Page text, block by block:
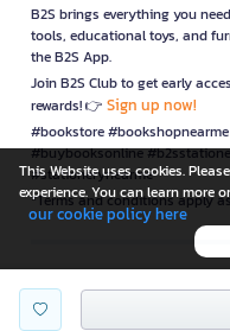
B2S brings everything you
tools, educational toys, and
the B2S App.
Join B2S Club to get early
rewards! 👉 Sign up now!
#bookstore
#buybooksonline
#stationerynearme
*Terms and conditions apply
is a company
This Website uses cookies.
experience. You can learn more
our cookie policy here